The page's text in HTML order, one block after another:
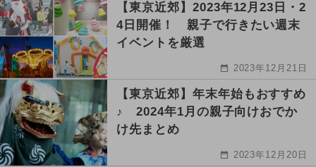
【東京近郊】2023年12月23日・2
4日開催！ 親子で行きたい週末
イベントを厳選
2023年12月21日
【東京近郊】年末年始もおすすめ
♪ 2024年1月の親子向けおでか
け先まとめ
2023年12月20日